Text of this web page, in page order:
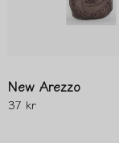
New Arezzo
37 kr